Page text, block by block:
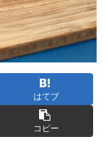
はてブ
コピー